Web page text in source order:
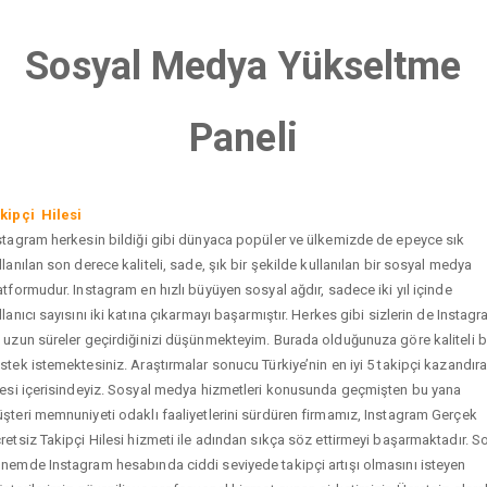
Sosyal Medya Yükseltme
Paneli
Hilesi
herkesin bildiği gibi dünyaca popüler ve ülkemizde de epeyce sık
son derece kaliteli, sade, şık bir şekilde kullanılan bir sosyal medya
Instagram en hızlı büyüyen sosyal ağdır, sadece iki yıl içinde
sayısını iki katına çıkarmayı başarmıştır. Herkes gibi sizlerin de
uzun süreler geçirdiğinizi düşünmekteyim. Burada olduğunuza göre kaliteli
istemektesiniz. Araştırmalar sonucu Türkiye’nin en iyi 5 takipçi
içerisindeyiz. Sosyal medya hizmetleri konusunda geçmişten bu yana
memnuniyeti odaklı faaliyetlerini sürdüren firmamız, Instagram Gerçek
Takipçi Hilesi hizmeti ile adından sıkça söz ettirmeyi başarmaktadır.
Instagram hesabında ciddi seviyede takipçi artışı olmasını isteyen